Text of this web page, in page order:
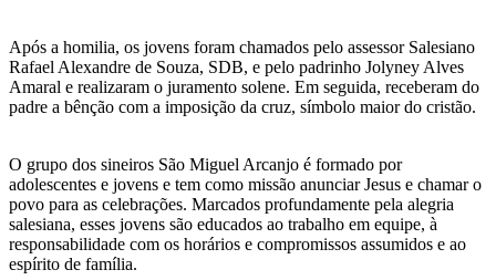
Após a homilia, os jovens foram chamados pelo assessor Salesiano
Rafael Alexandre de Souza, SDB, e pelo padrinho Jolyney Alves
Amaral e realizaram o juramento solene. Em seguida, receberam do
padre a bênção com a imposição da cruz, símbolo maior do cristão.
O grupo dos sineiros São Miguel Arcanjo é formado por
adolescentes e jovens e tem como missão anunciar Jesus e chamar o
povo para as celebrações. Marcados profundamente pela alegria
salesiana, esses jovens são educados ao trabalho em equipe, à
responsabilidade com os horários e compromissos assumidos e ao
espírito de família.